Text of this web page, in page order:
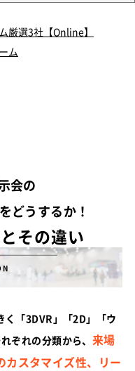
厳選3社【Online】
ム
会の
をどうするか！
その違い
く「3DVR」「2D」「ウ
ぞれの分類から、 来場
カスタマイズ性、リー